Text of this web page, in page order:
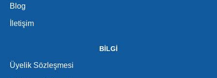
Blog
İletişim
BİLGİ
Üyelik Sözleşmesi